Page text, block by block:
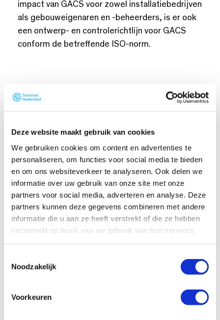
Deze website maakt gebruik van cookies
We gebruiken cookies om content en advertenties te
personaliseren, om functies voor social media te bieden
en om ons websiteverkeer te analyseren. Ook delen we
informatie over uw gebruik van onze site met onze
partners voor social media, adverteren en analyse. Deze
partners kunnen deze gegevens combineren met andere
informatie die u aan ze heeft verstrekt of die ze hebben
verzameld op basis van uw gebruik van hun services.
Noodzakelijk
Voorkeuren
impact van GACS voor zowel installatiebedrijven
als gebouweigenaren en -beheerders, is er ook
een ontwerp- en controlerichtlijn voor GACS
conform de betreffende ISO-norm.
Geluidseisen warmtepompen
warmtepompen en airco's jouw installatie
kunnen beïnvloeden en hoe je aan deze eisen
kunt voldoen.
Meer informatie...
In het dossier van het vakblad E&W
interessante artikelen over Klimaat en